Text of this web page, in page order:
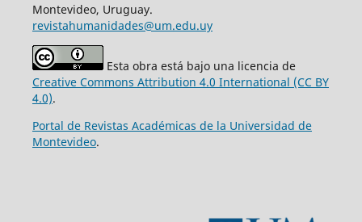
Montevideo, Uruguay.
revistahumanidades@um.edu.uy
Esta obra está bajo una licencia de
Creative Commons Attribution 4.0 International (CC BY
4.0).
Portal de Revistas Académicas de la Universidad de
Montevideo.